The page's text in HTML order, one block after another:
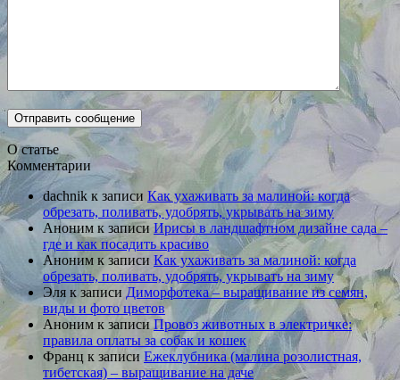
О статье
Комментарии
dachnik к записи Как ухаживать за малиной: когда
обрезать, поливать, удобрять, укрывать на зиму
Аноним к записи Ирисы в ландшафтном дизайне сада –
где и как посадить красиво
Аноним к записи Как ухаживать за малиной: когда
обрезать, поливать, удобрять, укрывать на зиму
Эля к записи Диморфотека – выращивание из семян,
виды и фото цветов
Аноним к записи Провоз животных в электричке:
правила оплаты за собак и кошек
Франц к записи Ежеклубника (малина розолистная,
тибетская) – выращивание на даче